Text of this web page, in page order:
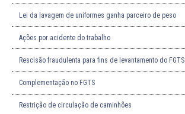
Lei da lavagem de uniformes ganha parceiro de peso
Ações por acidente do trabalho
Rescisão fraudulenta para fins de levantamento do FGTS
Complementação no FGTS
Restrição de circulação de caminhões